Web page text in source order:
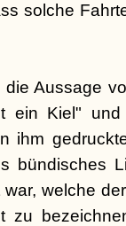
solche
Aussage
ein Kiel"
ihm
bündisches
welche
zu